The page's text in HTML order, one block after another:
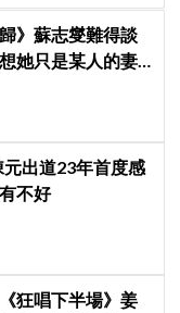
》蘇志燮難得談
她只是某人的妻
元出道23年首度感
不好
狂唱下半場》姜